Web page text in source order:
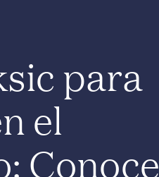
para
el
Conoce